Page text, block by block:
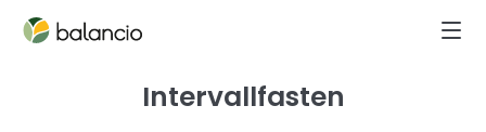
Intervallfasten